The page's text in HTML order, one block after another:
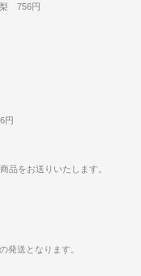
梨 756円
円
品をお送りいたします。
発送となります。